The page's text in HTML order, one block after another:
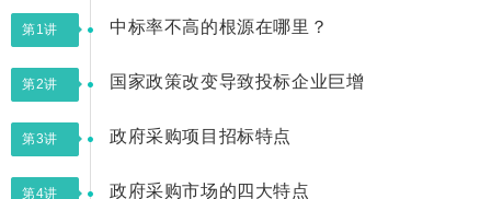
第1讲 中标率不高的根源在哪里？
第2讲 国家政策改变导致投标企业巨增
第3讲 政府采购项目招标特点
第4讲 政府采购市场的四大特点